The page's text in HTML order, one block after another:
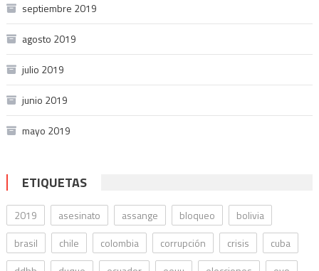
septiembre 2019
agosto 2019
julio 2019
junio 2019
mayo 2019
ETIQUETAS
2019 asesinato assange bloqueo
bolivia
brasil
chile colombia corrupción crisis
cuba